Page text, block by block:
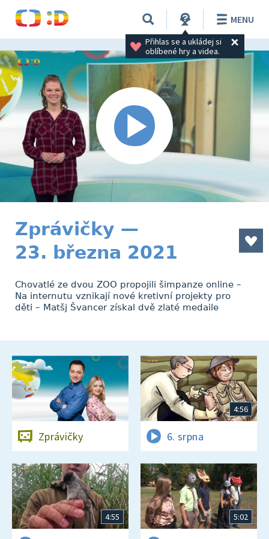
Přihlas se a ukládej si
oblíbené hry a videa.
MENU
Zprávičky —
23. března 2021
Chovatlé ze dvou ZOO propojili šimpanze online –
Na internutu vznikají nové kretivní projekty pro
děti – Matšj Švancer získal dvě zlaté medaile
Zprávičky
4:56
6. srpna
4:55 5:02